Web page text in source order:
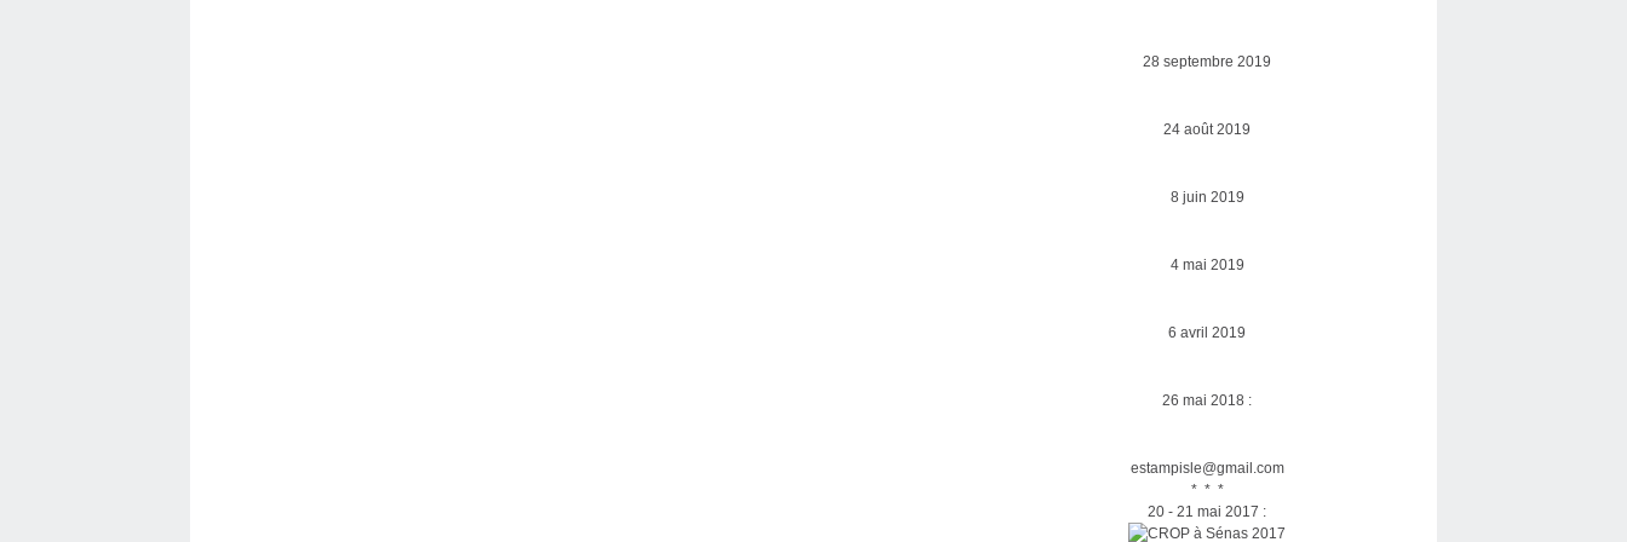
28 septembre 2019
24 août 2019
8 juin 2019
4 mai 2019
6 avril 2019
26 mai 2018 :
estampisle@gmail.com
* * *
20 - 21 mai 2017 :